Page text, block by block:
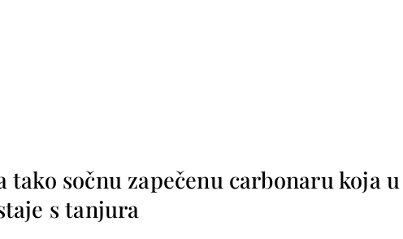
tako sočnu zapečenu carbonaru koja u
s tanjura